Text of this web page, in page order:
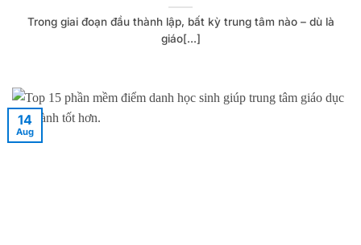
Trong giai đoạn đầu thành lập, bất kỳ trung tâm nào – dù là
giáo[...]
14
Aug